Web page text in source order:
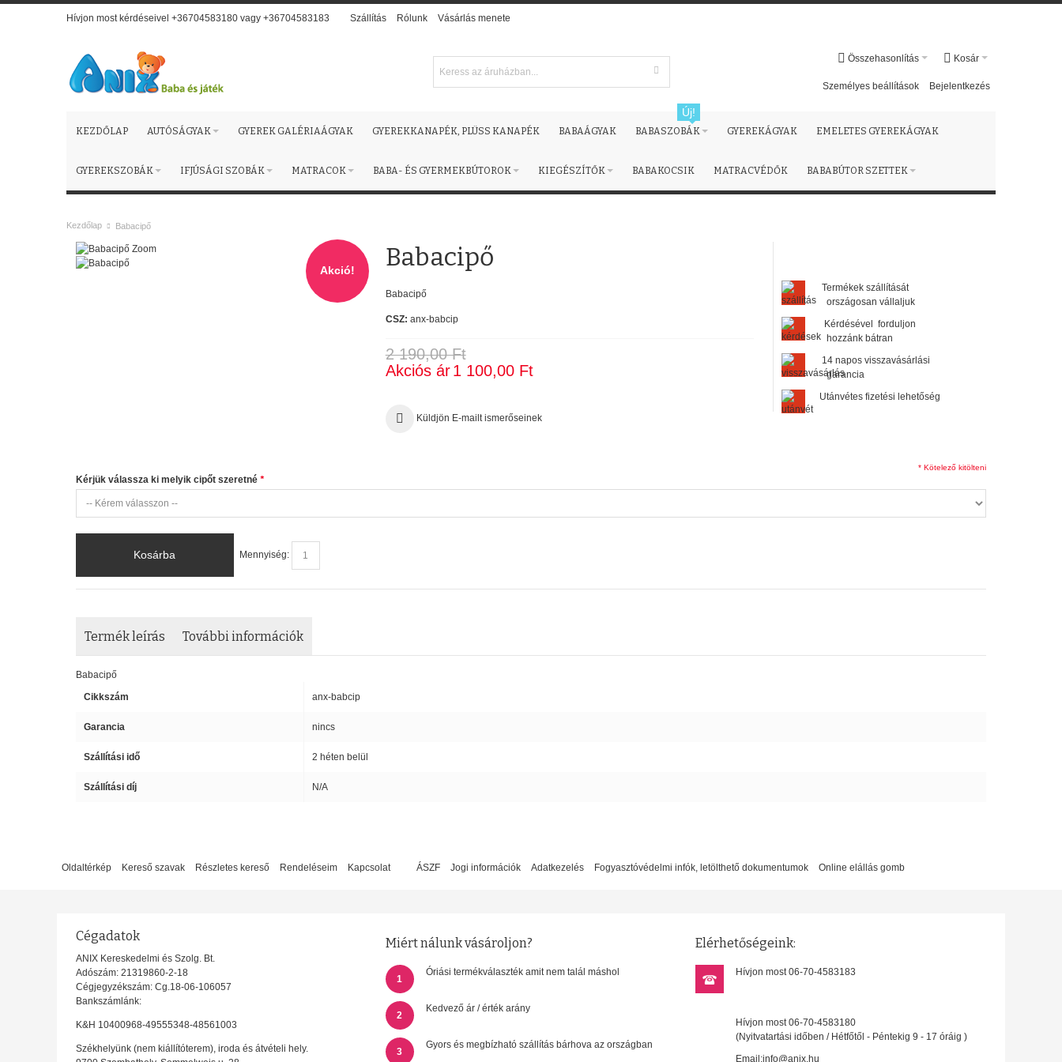
Hívjon most kérdéseivel +36704583180 vagy +36704583183 Szállítás Rólunk Vásárlás menete
Kosár
Összehasonlítás
Személyes beállítások Bejelentkezés
KEZDŐLAP AUTÓSÁGYAK GYEREK GALÉRIAÁGYAK GYEREKKANAPÉK, PLÜSS KANAPÉK BABAÁGYAK BABASZOBÁK
Új!
GYEREKÁGYAK EMELETES GYEREKÁGYAK
GYEREKSZOBÁK IFJÚSÁGI SZOBÁK MATRACOK BABA- ÉS GYERMEKBÚTOROK KIEGÉSZÍTŐK BABAKOCSIK MATRACVÉDŐK BABABÚTOR SZETTEK
Kezdőlap Babacipő
Zoom
Akció! Babacipő
Babacipő
CSZ: anx-babcip
2 190,00 Ft
Akciós ár1 100,00 Ft
Küldjön E-mailt ismerőseinek
Termékek szállítását
országosan vállaljuk
Kérdésével forduljon
hozzánk bátran
14 napos visszavásárlási
garancia
Utánvétes fizetési lehetőség
*
Kérjük válassza ki melyik cipőt szeretné
* Kötelező kitölteni
Mennyiség:
Kosárba
Termék leírás További információk
Babacipő
Cikkszám
anx-babcip
Garancia nincs
Szállítási idő 2 héten belül
Szállítási díj N/A
Oldaltérkép Kereső szavak Részletes kereső Rendeléseim Kapcsolat ÁSZF Jogi információk Adatkezelés Fogyasztóvédelmi infók, letölthető dokumentumok Online elállás gomb
Cégadatok
ANIX Kereskedelmi és Szolg. Bt.
Adószám: 21319860-2-18
Cégjegyzékszám: Cg.18-06-106057
Bankszámlánk:
K&H 10400968-49555348-48561003
Székhelyünk (nem kiállítóterem), iroda és átvételi hely.
Miért nálunk vásároljon?
1
Óriási termékválaszték amit nem talál máshol
2
Kedvező ár / érték arány
3
Gyors és megbízható szállítás bárhova az országban
Elérhetőségeink:
Hívjon most 06-70-4583183
Hívjon most 06-70-4583180
(Nyitvatartási időben / Hétfőtől - Péntekig 9 - 17 óráig )
Email:info@anix.hu